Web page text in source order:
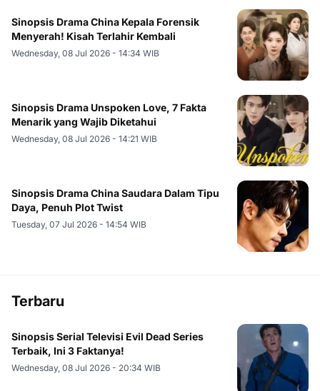
Sinopsis Drama China Kepala Forensik
Menyerah! Kisah Terlahir Kembali
Wednesday, 08 Jul 2026 - 14:34 WIB
Sinopsis Drama Unspoken Love, 7 Fakta
Menarik yang Wajib Diketahui
Wednesday, 08 Jul 2026 - 14:21 WIB
Sinopsis Drama China Saudara Dalam Tipu
Daya, Penuh Plot Twist
Tuesday, 07 Jul 2026 - 14:54 WIB
Terbaru
Sinopsis Serial Televisi Evil Dead Series
Terbaik, Ini 3 Faktanya!
Wednesday, 08 Jul 2026 - 20:34 WIB